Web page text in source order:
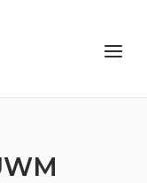
Menu